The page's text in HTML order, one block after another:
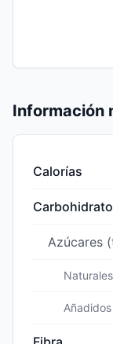
Información
Calorías
Azúcares
Naturales
Añadidos